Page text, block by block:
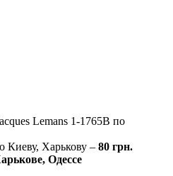
Lemans 1-1765B по
Киеву, Харькову – 80 грн.
Одессе